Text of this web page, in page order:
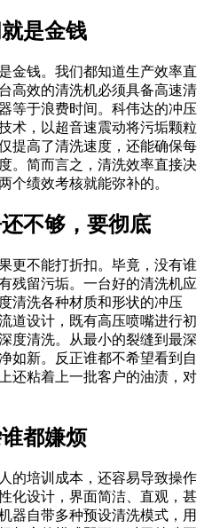
是金钱
金钱。我们都知道生产效率直
高效的清洗机必须具备高速清
等于浪费时间。科伟达的冲压
术，以超音速震动将污垢颗粒
提高了清洗速度，还能确保每
。简而言之，清洗效率直接决
个绩效考核就能弥补的。
不够，要彻底
更不能打折扣。毕竟，没有谁
残留污垢。一台好的清洗机应
清洗各种材质和形状的冲压
道设计，既有高压喷嘴进行初
度清洗。从最小的裂缝到最深
如新。反正谁都不希望看到自
还粘着上一批客户的油渍，对
都嫌烦
的培训成本，还容易导致操作
化设计，界面简洁、直观，甚
器自带多种预设清洗模式，用